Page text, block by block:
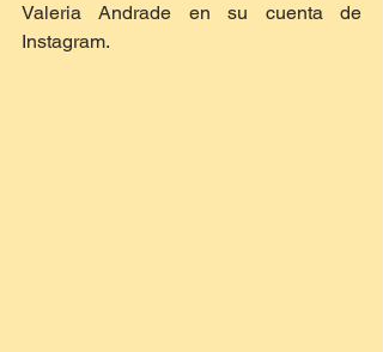
Valeria Andrade en su cuenta de
Instagram.